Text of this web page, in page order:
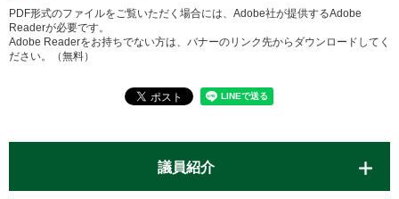
PDF形式のファイルをご覧いただく場合には、Adobe社が提供するAdobe
Readerが必要です。
Adobe Readerをお持ちでない方は、バナーのリンク先からダウンロードしてく
ださい。（無料）
議員紹介